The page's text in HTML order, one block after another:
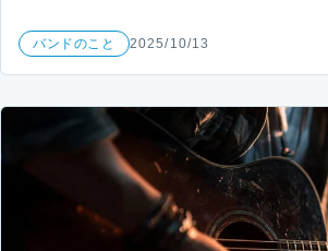
バンドのこと 2025/10/13